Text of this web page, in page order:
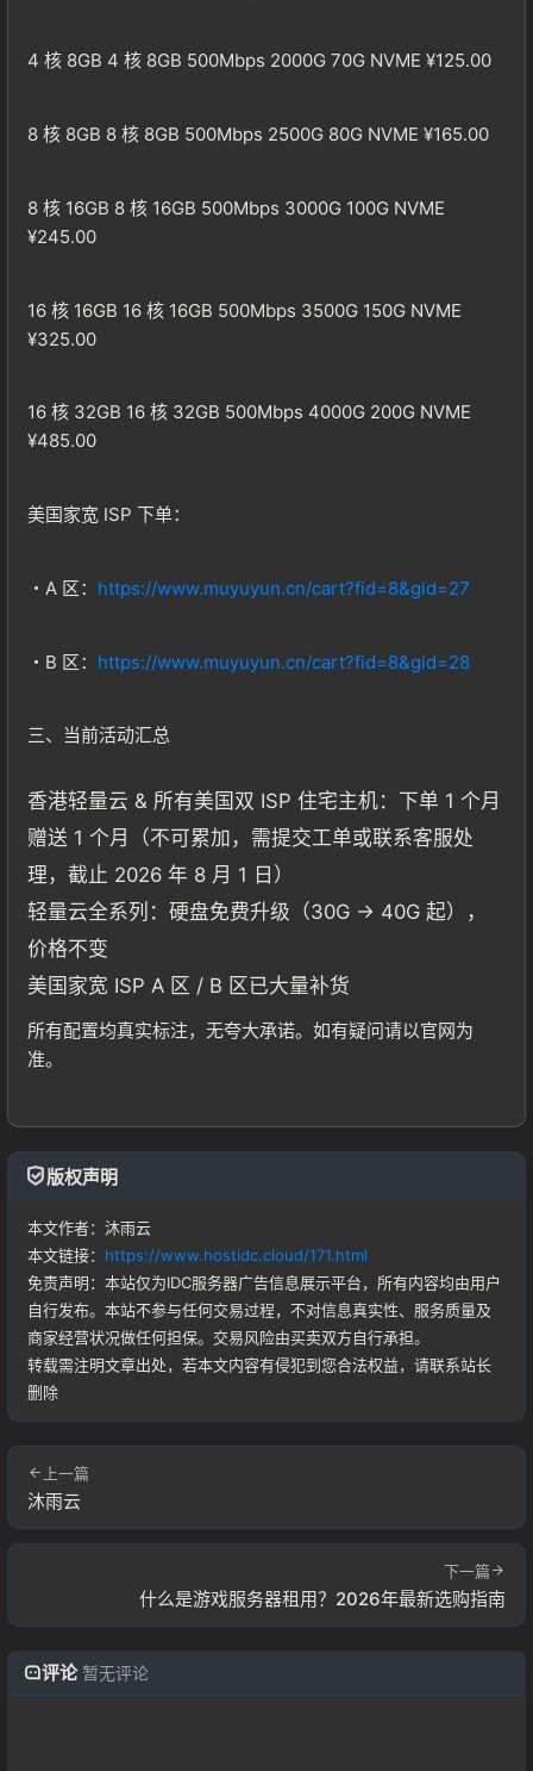
4 核 8GB 4 核 8GB 500Mbps 2000G 70G NVME ¥125.00
8 核 8GB 8 核 8GB 500Mbps 2500G 80G NVME ¥165.00
8 核 16GB 8 核 16GB 500Mbps 3000G 100G NVME
¥245.00
16 核 16GB 16 核 16GB 500Mbps 3500G 150G NVME
¥325.00
16 核 32GB 16 核 32GB 500Mbps 4000G 200G NVME
¥485.00
美国家宽 ISP 下单：
・A 区： https://www.muyuyun.cn/cart?fid=8&gid=27
・B 区： https://www.muyuyun.cn/cart?fid=8&gid=28
三、当前活动汇总
香港轻量云 & 所有美国双 ISP 住宅主机：下单 1 个月
赠送 1 个月（不可累加，需提交工单或联系客服处
理，截止 2026 年 8 月 1 日）
轻量云全系列：硬盘免费升级（30G → 40G 起），
价格不变
美国家宽 ISP A 区 / B 区已大量补货
所有配置均真实标注，无夸大承诺。如有疑问请以官网为
准。
版权声明
本文作者：沐雨云
本文链接： https://www.hostidc.cloud/171.html
免责声明：本站仅为IDC服务器广告信息展示平台，所有内容均由用户
自行发布。本站不参与任何交易过程，不对信息真实性、服务质量及
商家经营状况做任何担保。交易风险由买卖双方自行承担。
转载需注明文章出处，若本文内容有侵犯到您合法权益，请联系站长
删除
上一篇
沐雨云
下一篇
什么是游戏服务器租用？2026年最新选购指南
评论 暂无评论